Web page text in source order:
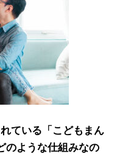
ている「こどもまん
のような仕組みなの